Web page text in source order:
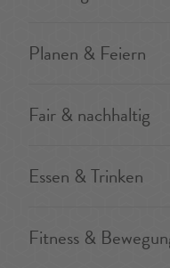
Planen & Feiern
Fair & nachhaltig
Essen & Trinken
Fitness &